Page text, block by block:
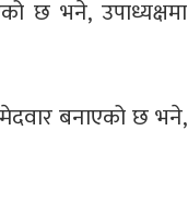
छ भने, उपाध्यक्षमा
बनाएको छ भने,